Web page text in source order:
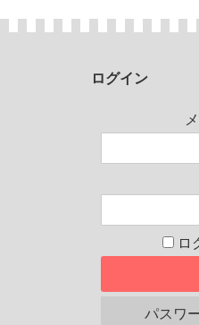
ログイン
ロ
パスワ